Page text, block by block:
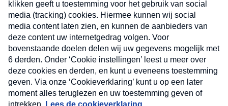
Nieuwsbrief
Neem hier een gratis abonnement op onze
nieuwsbrief. Elke vrijdag- en dinsdagochtend in uw